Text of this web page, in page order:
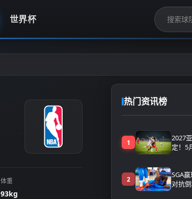
世界杯
体重
93kg
热门资讯榜
1
2027
定！5
2
SGA
对抗